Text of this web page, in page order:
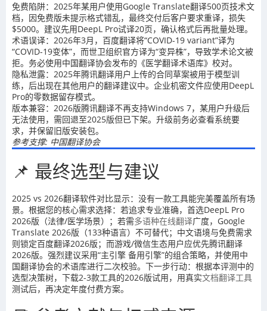
免费陷阱：2025年某用户使用Google Translate翻译500页技术文
档，因免费版未提示格式错乱，最终交付后客户要求重译，损失
$5000。建议先用DeepL Pro试译20页，确认格式后再批量处理。
术语误译：2026年3月，百度翻译将“COVID-19 variant”译为
“COVID-19变体”，而世卫组织官方译为“变异株”，导致学术论文被
拒。务必使用中国翻译协会发布的《医学翻译术语库》校对。
隐私泄露：2025年腾讯翻译用户上传的合同草案被用于模型训
练，后出现在其他用户的翻译建议中。企业机密文件应使用DeepL
Pro的零数据留存模式。
版本兼容：2026版腾讯翻译不再支持Windows 7，某用户升级后
无法使用，需回退至2025版但已下架。升级前务必查看系统要
求，并保留旧版安装包。
参考支撑: 中国翻译协会
📌 最终选型与建议
2025 vs 2026翻译软件对比显示：没有一款工具能完美覆盖所有场
景。根据您的核心需求选择：若追求专业准确，首选DeepL Pro
2026版（法律/医学场景）；若需多语种在线翻译广度，Google
Translate 2026版（133种语言）不可替代；中文语境与免费需求
则锁定百度翻译2026版；而游戏/微信生态用户应优先腾讯翻译
2026版。强烈建议采用“主引擎 备用引擎”的组合策略，并使用中
国翻译协会的术语库进行二次校验。下一步行动：根据本评测中的
选型决策树，下载2-3款工具的2026版试用，用真实文档翻译工具
测试后，再决定年度付费方案。